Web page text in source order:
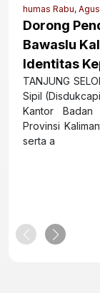
humas Rabu,
Dorong
Bawaslu
Identitas
TANJUNG
Sipil
Kantor Badan
Provinsi
serta a